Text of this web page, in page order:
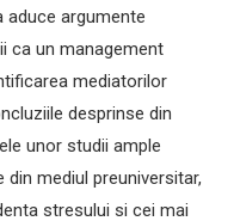
aduce argumente
ca un management
mediatorilor
desprinse din
unor studii ample
mediul preuniversitar,
stresului si cei mai